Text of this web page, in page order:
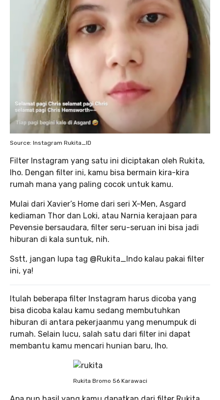
Source: Instagram Rukita_ID
Filter Instagram yang satu ini diciptakan oleh Rukita,
lho. Dengan filter ini, kamu bisa bermain kira-kira
rumah mana yang paling cocok untuk kamu.
Mulai dari Xavier’s Home dari seri X-Men, Asgard
kediaman Thor dan Loki, atau Narnia kerajaan para
Pevensie bersaudara, filter seru-seruan ini bisa jadi
hiburan di kala suntuk, nih.
Sstt, jangan lupa tag @Rukita_Indo kalau pakai filter
ini, ya!
Itulah beberapa filter Instagram harus dicoba yang
bisa dicoba kalau kamu sedang membutuhkan
hiburan di antara pekerjaanmu yang menumpuk di
rumah. Selain lucu, salah satu dari filter ini dapat
membantu kamu mencari hunian baru, lho.
Rukita Bromo 56 Karawaci